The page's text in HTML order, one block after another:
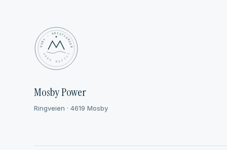
MOSBY · KRISTIANSAND
✦ ANNO MDCCCL ✦
Mosby Power
Ringveien · 4619 Mosby